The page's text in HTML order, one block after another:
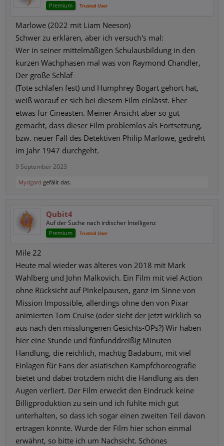
Premium Trusted User
Marlowe (2022 mit Liam Neeson)
Schwer zu erklären, aber ich versuch's mal:
Wer in seiner mittelmäßigen Schulausbildung in den
kurzen Wachphasen mal was von Raymond Chandler,
Der große Schlaf
(Tote schlafen fest) und Humphrey Bogart gehört hat,
weiß worauf er sich bei diesem Film einlässt. Eher
etwas für Cineasten. Meiner Ansicht aber so gut
gemacht, dass dieser Film problemlos als Fortsetzung,
bzw. neuer Fall des Detektiven Philip Marlowe, gedreht
im Jahr 1947 durchgeht.
9 September 2023
Mydgard gefällt das.
Qubit4
Auf der Suche nach irdischer Intelligenz
Premium Trusted User
Mile 22
Heute mal wieder was älteres von 2018 mit Mark
Wahlberg und John Malkovich. Ein Film mit viel Action
ohne Rücksicht auf Pinkelpausen, ganz im Sinne von
Mission Impossible, allerdings ohne den von Pixar
animierten Tom Cruise (oder sieht der jetzt wirklich so
aus nach den misslungenen Gesichts-OPs?) Wir haben
hier eine Stunde und fünfunddreißig Minuten
Handlung, die reichlich, mächtig Badabum, mit viel
Einlagen für Fans der asiatischen Kampfchoreografie
bietet und dabei trotzdem nicht die Handlung ais den
Augen verliert. Der Film erweckt den Eindruck keine
Billigproduktion zu sein und ich fühlte mich gut
unterhalten, so dass ich sogar einen zweiten Teil davon
ertragen könnte. Wurde der Film hier schon einmal
erwähnt, so bitte ich um Nachsicht. Schönes